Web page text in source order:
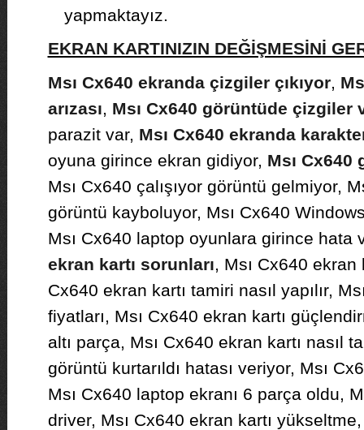
yapmaktayız.
EKRAN KARTINIZIN DEĞİŞMESİNİ
Msı Cx640 ekranda çizgiler çıkıyor,
arızası, Msı Cx640 görüntüde çizgiler
parazit var, Msı Cx640 ekranda
oyuna girince ekran gidiyor, Msı
Msı Cx640 çalışıyor görüntü gelmiyor,
görüntü kayboluyor, Msı Cx640
Msı Cx640 laptop oyunlara girince hata
ekran kartı sorunları, Msı Cx640 ekran
Cx640 ekran kartı tamiri nasıl yapılır,
fiyatları, Msı Cx640 ekran kartı
altı parça, Msı Cx640 ekran kartı nasıl
görüntü kurtarıldı hatası veriyor, Msı
Msı Cx640 laptop ekranı 6 parça oldu,
driver, Msı Cx640 ekran kartı